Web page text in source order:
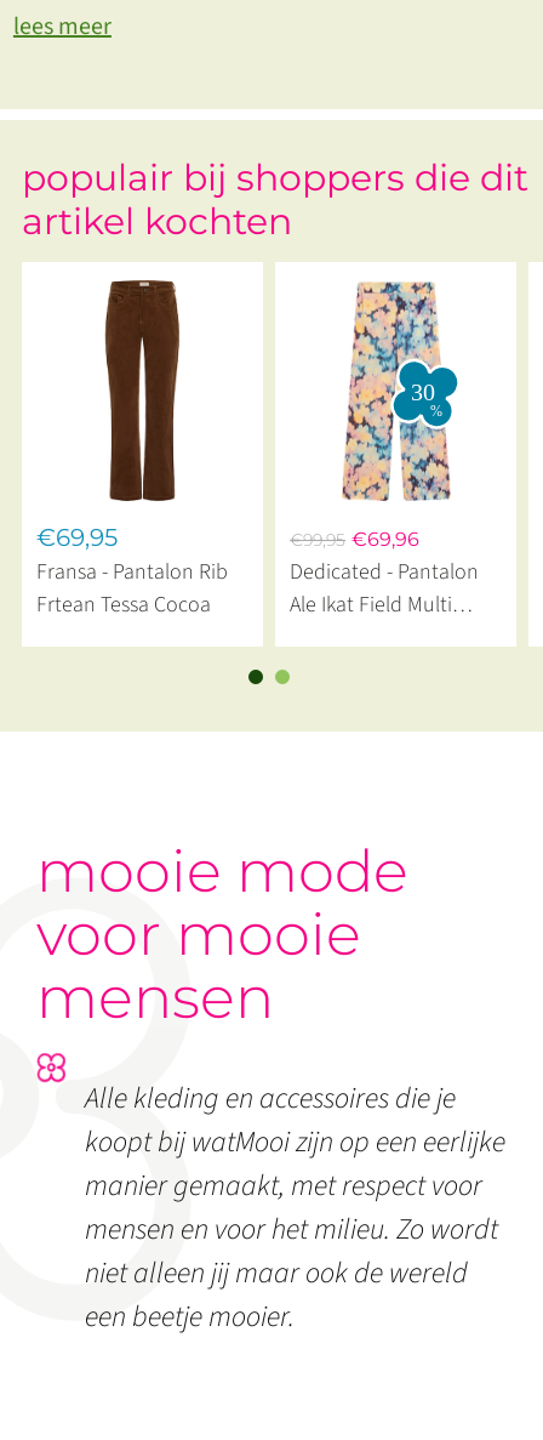
lees meer
populair bij shoppers die dit
artikel kochten
€69,95
Fransa - Pantalon Rib
Frtean Tessa Cocoa
€99,95 €69,96
Dedicated - Pantalon
Ale Ikat Field Multi
mooie mode
voor mooie
mensen
Alle kleding en accessoires die je
koopt bij watMooi zijn op een eerlijke
manier gemaakt, met respect voor
mensen en voor het milieu. Zo wordt
niet alleen jij maar ook de wereld
een beetje mooier.